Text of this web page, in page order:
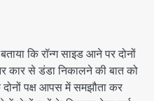
कि रॉन्ग साइड आने पर दोनों
कार से डंडा निकालने की बात को
पक्ष आपस में समझौता कर